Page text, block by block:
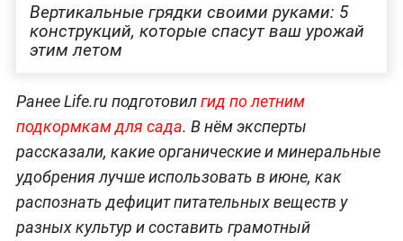
Вертикальные грядки своими руками: 5
конструкций, которые спасут ваш урожай
этим летом
Ранее Life.ru подготовилгид по летним
подкормкам для сада. В нём эксперты
рассказали, какие органические и минеральные
удобрения лучше использовать в июне, как
распознать дефицит питательных веществ у
разных культур и составить грамотный